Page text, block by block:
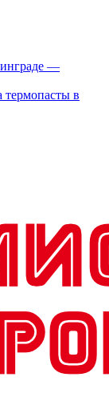
—
термопасты в